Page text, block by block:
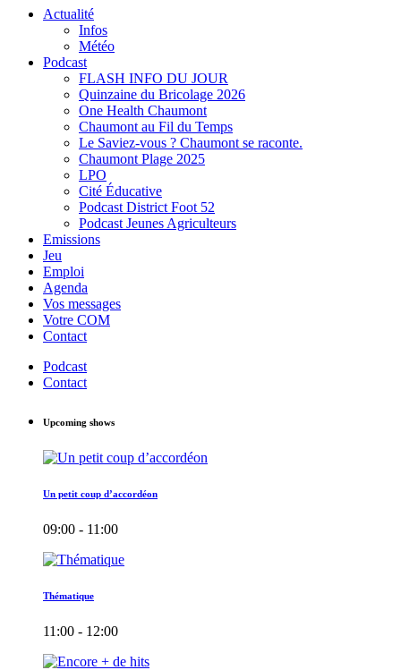
Actualité
Infos
Météo
Podcast
FLASH INFO DU JOUR
Quinzaine du Bricolage 2026
One Health Chaumont
Chaumont au Fil du Temps
Le Saviez-vous ? Chaumont se raconte.
Chaumont Plage 2025
LPO
Cité Éducative
Podcast District Foot 52
Podcast Jeunes Agriculteurs
Emissions
Jeu
Emploi
Agenda
Vos messages
Votre COM
Contact
Podcast
Contact
Upcoming shows
Un petit coup d’accordéon
09:00 - 11:00
Thématique
11:00 - 12:00